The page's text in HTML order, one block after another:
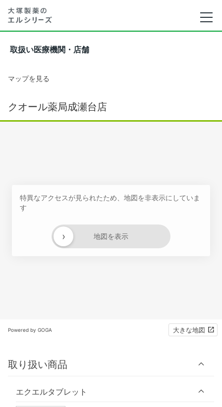
取扱い医療機関・店舗
マップを見る
クオール薬局成瀬台店
特異なアクセスが見られたため、地図を非表示にしていま
す
地図を表示
›
Powered by GOGA 大きな地図
取り扱い商品
エクエルタブレット